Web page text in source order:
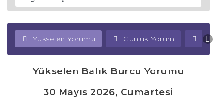
Yükselen Yorumu Günlük Yorum
Yükselen Balık Burcu Yorumu
30 Mayıs 2026, Cumartesi